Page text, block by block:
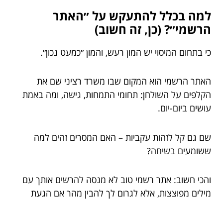
למה בכלל להתעקש על ״האתר
הרשמי״? (כן, זה חשוב)
כי בתחום המיסוי יש המון רעש, והמון ״כמעט נכון״.
האתר הרשמי הוא המקום שבו משרד רציני שם את
הקלפים על השולחן: תחומי התמחות, גישה, ומה באמת
עושים ביום-יום.
שם גם קל לזהות עקביות – האם המסרים זהים למה
ששומעים בשיחה?
והכי חשוב: אתר רשמי טוב לא מנסה להרשים אותך עם
מילים מפוצצות, אלא לגרום לך להבין מהר אם הגעת